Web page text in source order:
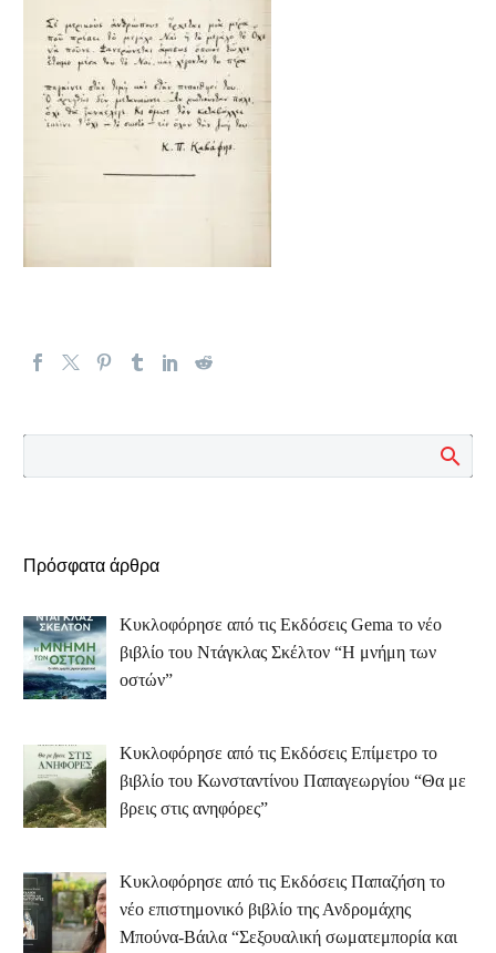
Πρόσφατα άρθρα
Κυκλοφόρησε από τις Εκδόσεις Gema το νέο
βιβλίο του Ντάγκλας Σκέλτον “Η μνήμη των
οστών”
Κυκλοφόρησε από τις Εκδόσεις Επίμετρο το
βιβλίο του Κωνσταντίνου Παπαγεωργίου “Θα με
βρεις στις ανηφόρες”
Κυκλοφόρησε από τις Εκδόσεις Παπαζήση το
νέο επιστημονικό βιβλίο της Ανδρομάχης
Μπούνα-Βάιλα “Σεξουαλική σωματεμπορία και